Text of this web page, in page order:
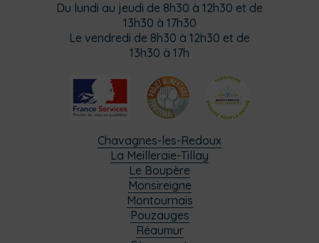
Du lundi au jeudi de 8h30 à 12h30 et de
13h30 à 17h30
Le vendredi de 8h30 à 12h30 et de
13h30 à 17h
Chavagnes-les-Redoux
La Meilleraie-Tillay
Le Boupère
Monsireigne
Montournais
Pouzauges
Réaumur